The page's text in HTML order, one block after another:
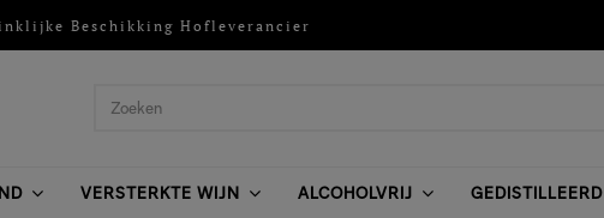
Beschikking Hofleverancier
VERSTERKTE WIJN ALCOHOLVRIJ GEDISTILLEERD